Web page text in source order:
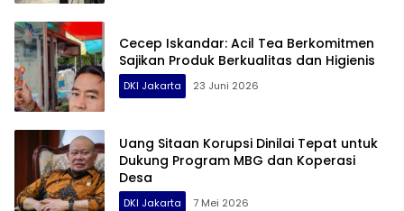
Cecep Iskandar: Acil Tea Berkomitmen
Sajikan Produk Berkualitas dan Higienis
DKI Jakarta 23 Juni 2026
Uang Sitaan Korupsi Dinilai Tepat untuk
Dukung Program MBG dan Koperasi
Desa
DKI Jakarta 7 Mei 2026